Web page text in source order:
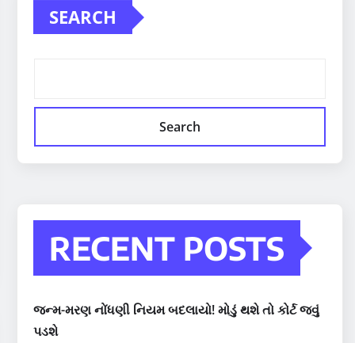
SEARCH
Search
RECENT POSTS
જન્મ-મરણ નોંધણી નિયમ બદલાયો! મોડું થશે તો કોર્ટ જવું
પડશે